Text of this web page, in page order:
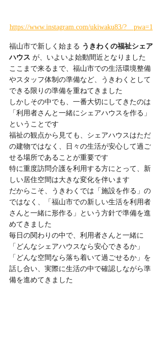
https://www.instagram.com/ukiwaku83/?__pwa=1
福山市で新しく始まる うきわくの福祉シェア
ハウス が、いよいよ始動間近となりました
ここまで来るまで、福山市での生活環境整備
やスタッフ体制の準備など、うきわくとして
できる限りの準備を重ねてきました
しかしその中でも、一番大切にしてきたのは
「利用者さんと一緒にシェアハウスを作る」
ということです
福祉の観点から見ても、シェアハウスはただ
の建物ではなく、日々の生活が安心して過ご
せる場所であることが重要です
特に重度訪問介護を利用する方にとって、新
しい居住空間は大きな変化を伴います
だからこそ、うきわくでは「施設を作る」の
ではなく、「福山市での新しい生活を利用者
さんと一緒に形作る」という方針で準備を進
めてきました
毎日の関わりの中で、利用者さんと一緒に
「どんなシェアハウスなら安心できるか」
「どんな空間なら落ち着いて過ごせるか」を
話し合い、実際に生活の中で確認しながら準
備を進めてきました